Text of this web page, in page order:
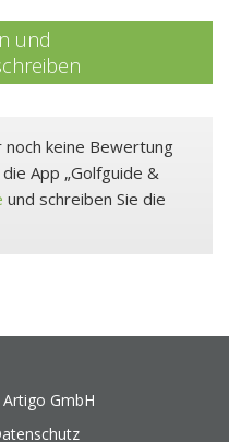
und
keine Bewertung
App „Golfguide &
und schreiben Sie die
Artigo GmbH